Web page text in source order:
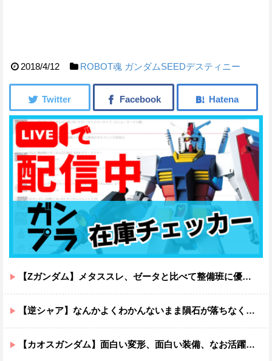
2018/4/12 ROBOT魂 ガンダムSEEDデスティニー
【Zガンダム】メタススレ、ゼータと比べて整備班に優しそう
【逆シャア】なんかよくわかんないまま隕石が落ちなくていい感じに終わった作品ｗｗｗｗｗｗ
【カオスガンダム】面白い変形、面白い装備、なお活躍…